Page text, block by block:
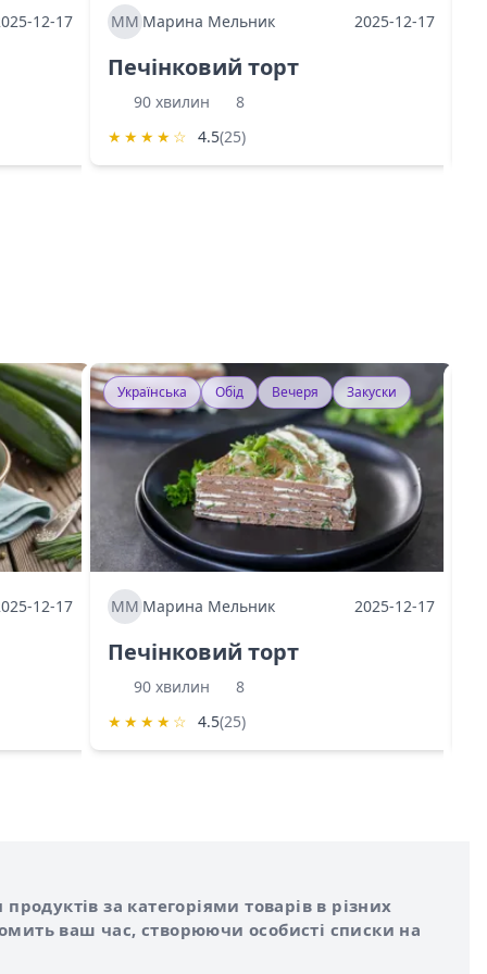
12-17 МММарина Мельник 2025-12-17
Печінковий торт
90 хвилин
8
★ ★ ★ ★ ☆ 4.5(25)
12-17
Українська Обід Вечеря Закуски
МММарина Мельник 2025-12-17
Печінковий торт
90 хвилин
8
★ ★ ★ ★ ☆ 4.5(25)
за категоріями товарів в різних
ваш час, створюючи особисті списки на